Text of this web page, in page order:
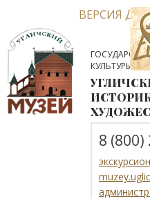
ВЕРСИЯ
КУЛЬТУРЫ
8 (800)